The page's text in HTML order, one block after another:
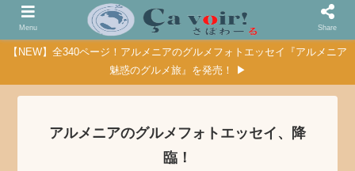
【NEW】全340ページ！アルメニアのグルメフォトエッセイ『アルメニア
魅惑のグルメ旅』を発売！ ▶
アルメニアのグルメフォトエッセイ、降
臨！
Menu Share